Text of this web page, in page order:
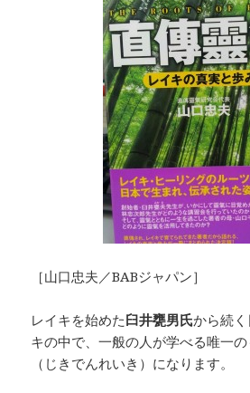
［山口忠夫／BABジャパン］
レイキを始めた臼井甕男氏から続
キの中で、一般の人が学べる唯一
（じきでんれいき）になります。